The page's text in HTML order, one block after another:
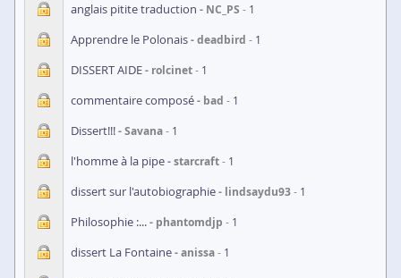
anglais pitite traduction NC_PS 1
Apprendre le Polonais deadbird 1
DISSERT AIDE rolcinet 1
commentaire composé bad 1
Dissert!!! Savana 1
l'homme à la pipe starcraft 1
dissert sur l'autobiographie lindsaydu93 1
Philosophie :... phantomdjp 1
dissert La Fontaine anissa 1